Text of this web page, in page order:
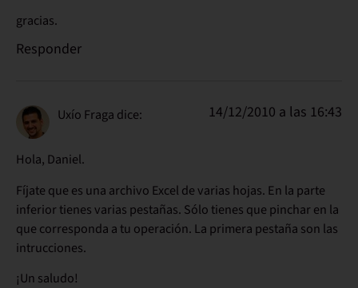
gracias.
Responder
Uxío Fraga dice: 14/12/2010 a las 16:43
Hola, Daniel.
Fíjate que es una archivo Excel de varias hojas. En la parte
inferior tienes varias pestañas. Sólo tienes que pinchar en la
que corresponda a tu operación. La primera pestaña son las
intrucciones.
¡Un saludo!